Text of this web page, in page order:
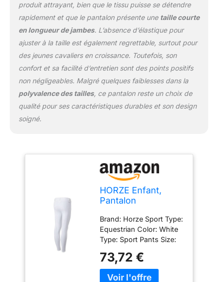
produit attrayant, bien que le tissu puisse se détendre
rapidement et que le pantalon présente une taille courte
en longueur de jambes. L’absence d’élastique pour
ajuster à la taille est également regrettable, surtout pour
des jeunes cavaliers en croissance. Toutefois, son
confort et sa facilité d’entretien sont des points positifs
non négligeables. Malgré quelques faiblesses dans la
polyvalence des tailles, ce pantalon reste un choix de
qualité pour ses caractéristiques durables et son design
soigné.
HORZE Enfant,
Pantalon
Fond intégral Grip
Silicone, Blanc, 140
Brand: Horze Sport Type:
Equestrian Color: White
Type: Sport Pants Size:
Kids.Model Number:
36278.Material: 95%
73,72 €